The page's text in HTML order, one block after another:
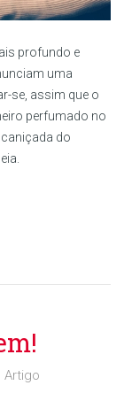
profundo e
uma
se, assim que o
perfumado no
do
Artigo